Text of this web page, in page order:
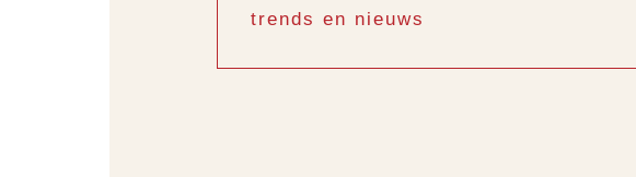
trends en nieuws